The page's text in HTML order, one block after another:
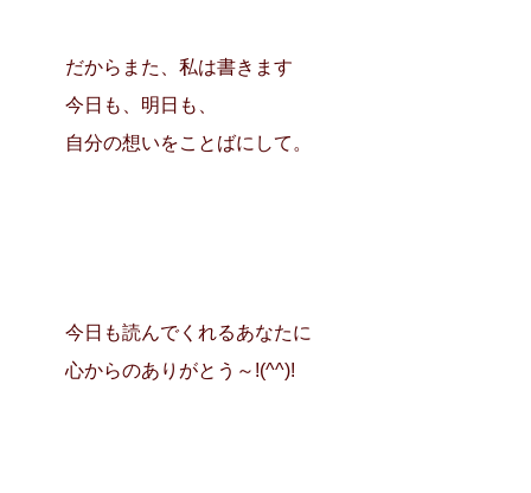
だからまた、私は書きます
今日も、明日も、
自分の想いをことばにして。
今日も読んでくれるあなたに
心からのありがとう～!(^^)!